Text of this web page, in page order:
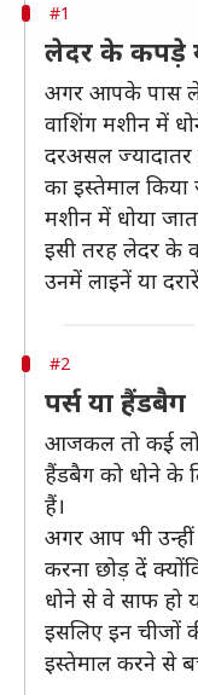
#1
लेदर के कपड़े
अगर आपके पास
वाशिंग मशीन में
दरअसल
का इस्तेमाल
मशीन में धोया
इसी तरह लेदर के
उनमें लाइनें या
#2
पर्स या हैंडबैग
आजकल तो कई
हैंडबैग को धोने के
हैं।
अगर आप भी
करना छोड़ दें
धोने से वे साफ हो
इसलिए इन चीजों
इस्तेमाल करने से